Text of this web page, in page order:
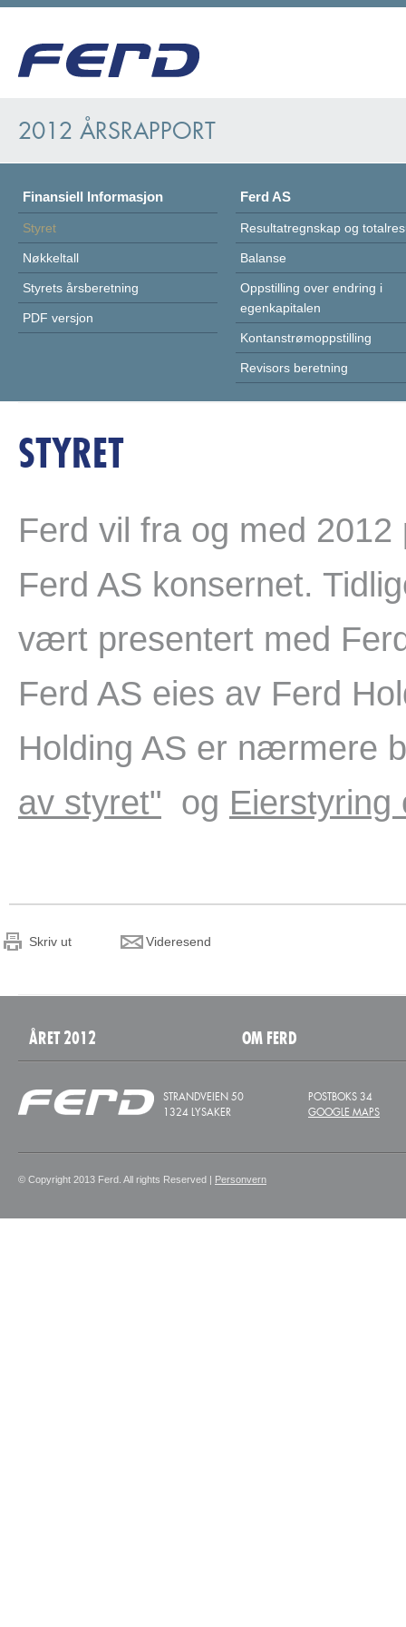
2012 ÅRSRAPPORT
Finansiell Informasjon
Styret
Nøkkeltall
Styrets årsberetning
PDF versjon
Ferd AS
Resultatregnskap og
Balanse
Oppstilling over endring i
egenkapitalen
Kontanstrømoppstilling
Revisors beretning
STYRET
Ferd vil fra og med
Ferd AS konsernet.
vært presentert med
Ferd AS eies av Ferd
Holding AS er nærmere
av styret" og Eierstyring
Skriv ut Videresend
ÅRET 2012 OM FERD
STRANDVEIEN 50
1324 LYSAKER
POSTBOKS 34
GOOGLE MAPS
© Copyright 2013 Ferd. All rights Reserved | Personvern